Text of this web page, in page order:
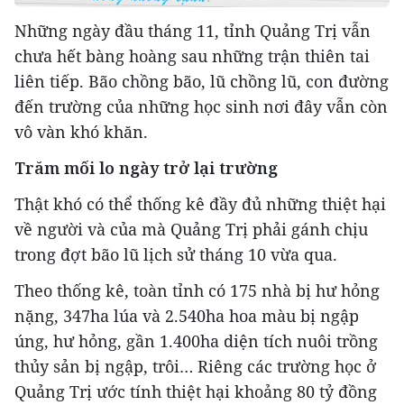
Những ngày đầu tháng 11, tỉnh Quảng Trị vẫn
chưa hết bàng hoàng sau những trận thiên tai
liên tiếp. Bão chồng bão, lũ chồng lũ, con đường
đến trường của những học sinh nơi đây vẫn còn
vô vàn khó khăn.
Trăm mối lo ngày trở lại trường
Thật khó có thể thống kê đầy đủ những thiệt hại
về người và của mà Quảng Trị phải gánh chịu
trong đợt bão lũ lịch sử tháng 10 vừa qua.
Theo thống kê, toàn tỉnh có 175 nhà bị hư hỏng
nặng, 347ha lúa và 2.540ha hoa màu bị ngập
úng, hư hỏng, gần 1.400ha diện tích nuôi trồng
thủy sản bị ngập, trôi… Riêng các trường học ở
Quảng Trị ước tính thiệt hại khoảng 80 tỷ đồng